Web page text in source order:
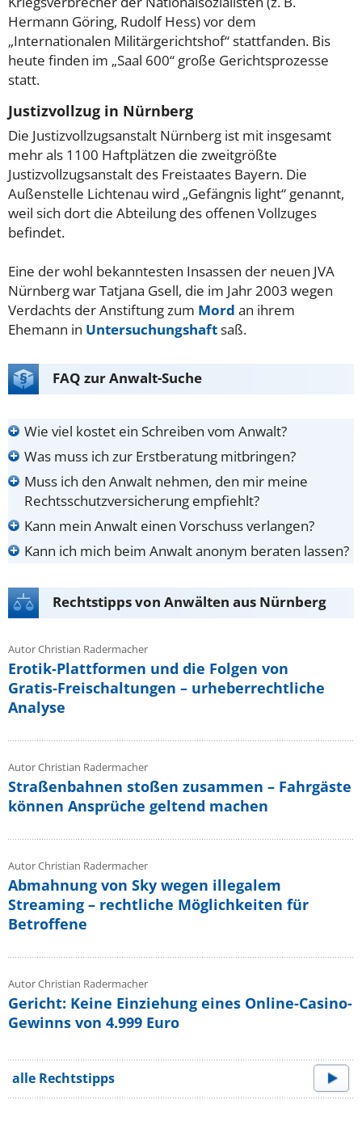
Hermann Göring, Rudolf Hess) vor dem
„Internationalen Militärgerichtshof“ stattfanden. Bis
heute finden im „Saal 600“ große Gerichtsprozesse
statt.
Justizvollzug in Nürnberg
Die Justizvollzugsanstalt Nürnberg ist mit insgesamt
mehr als 1100 Haftplätzen die zweitgrößte
Justizvollzugsanstalt des Freistaates Bayern. Die
Außenstelle Lichtenau wird „Gefängnis light“ genannt,
weil sich dort die Abteilung des offenen Vollzuges
befindet.
Eine der wohl bekanntesten Insassen der neuen JVA
Nürnberg war Tatjana Gsell, die im Jahr 2003 wegen
Verdachts der Anstiftung zum Mord an ihrem
Ehemann in Untersuchungshaftsaß.
FAQ zur Anwalt-Suche
Wie viel kostet ein Schreiben vom Anwalt?
Was muss ich zur Erstberatung mitbringen?
Muss ich den Anwalt nehmen, den mir meine
Rechtsschutzversicherung empfiehlt?
Kann mein Anwalt einen Vorschuss verlangen?
Kann ich mich beim Anwalt anonym beraten lassen?
Rechtstipps von Anwälten aus Nürnberg
Autor Christian Radermacher
Erotik‑Plattformen und die Folgen von
Gratis‑Freischaltungen – urheberrechtliche
Analyse
Autor Christian Radermacher
Straßenbahnen stoßen zusammen – Fahrgäste
können Ansprüche geltend machen
Autor Christian Radermacher
Abmahnung von Sky wegen illegalem
Streaming – rechtliche Möglichkeiten für
Betroffene
Autor Christian Radermacher
Gericht: Keine Einziehung eines Online-Casino-
Gewinns von 4.999 Euro
alle Rechtstipps